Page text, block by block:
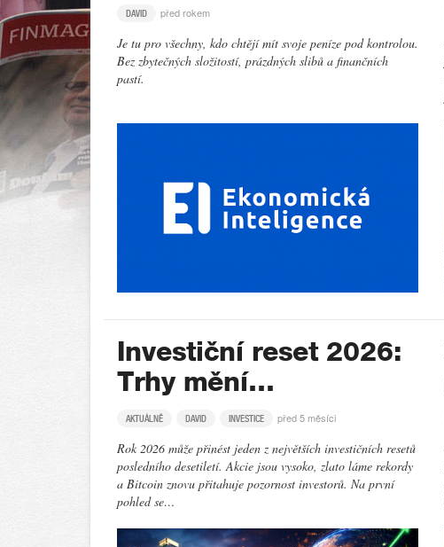
DAVID před rokem
Je tu pro všechny, kdo chtějí mít svoje peníze pod kontrolou.
Bez zbytečných složitostí, prázdných slibů a finančních
pastí.
Investiční reset 2026:
Trhy mění…
AKTUÁLNĚ DAVID INVESTICE před 5 měsíci
Rok 2026 může přinést jeden z největších investičních resetů
posledního desetiletí. Akcie jsou vysoko, zlato láme rekordy
a Bitcoin znovu přitahuje pozornost investorů. Na první
pohled se…